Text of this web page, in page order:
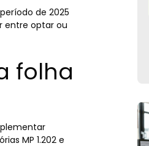
de 2025
entre optar ou
folha
MP 1.202 e